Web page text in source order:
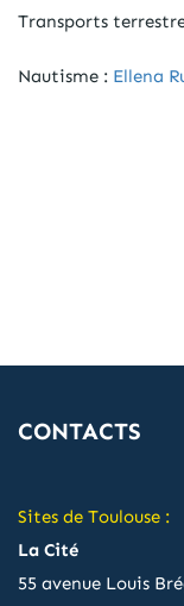
Transports
Nautisme : Ellena
CONTACTS
Sites de Toulouse :
La Cité
55 avenue Louis